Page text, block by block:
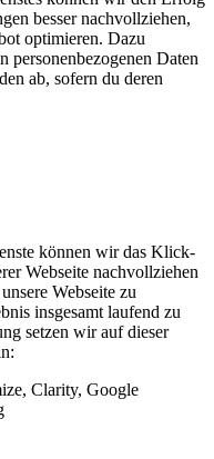
besser nachvollziehen,
optimieren. Dazu
personenbezogenen Daten
ab, sofern du deren
können wir das Klick-
Webseite nachvollziehen
Webseite zu
insgesamt laufend zu
setzen wir auf dieser
Clarity, Google